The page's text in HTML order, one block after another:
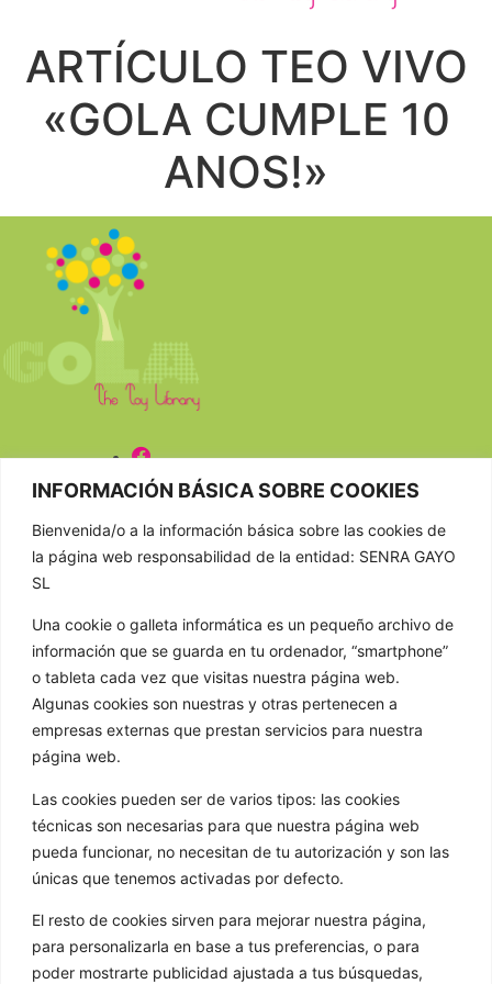
INFORMACIÓN BÁSICA SOBRE COOKIES
Bienvenida/o a la información básica sobre las cookies de
la página web responsabilidad de la entidad: SENRA GAYO
SL
Una cookie o galleta informática es un pequeño archivo de
información que se guarda en tu ordenador, “smartphone”
o tableta cada vez que visitas nuestra página web.
Algunas cookies son nuestras y otras pertenecen a
empresas externas que prestan servicios para nuestra
página web.
Las cookies pueden ser de varios tipos: las cookies
técnicas son necesarias para que nuestra página web
pueda funcionar, no necesitan de tu autorización y son las
únicas que tenemos activadas por defecto.
El resto de cookies sirven para mejorar nuestra página,
para personalizarla en base a tus preferencias, o para
poder mostrarte publicidad ajustada a tus búsquedas,
ARTÍCULO TEO VIVO
«GOLA CUMPLE 10
ANOS!»
981 807 404
info@golathetoylibrary.com
Trav de Cacheiras 64, Cacheiras
15886 Teo A Coruña
GOLA
Os nosos formatos
Novas
Galería de imaxes
Contacto
ENLACES